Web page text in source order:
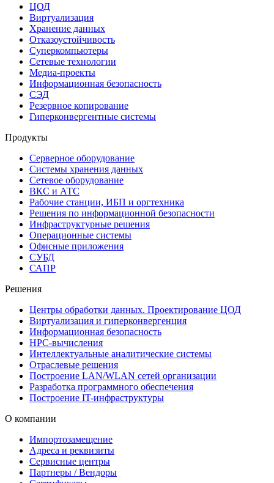
ЦОД
Виртуализация
Хранение данных
Отказоустойчивость
Суперкомпьютеры
Сетевые технологии
Медиа-проекты
Информационная безопасность
СЭД
Резервное копирование
Гиперконвергентные системы
Продукты
Серверное оборудование
Системы хранения данных
Сетевое оборудование
ВКС и АТС
Рабочие станции, ИБП и оргтехника
Решения по информационной безопасности
Инфраструктурные решения
Операционные системы
Офисные приложения
СУБД
САПР
Решения
Центры обработки данных. Проектирование ЦОД
Виртуализация и гиперконвергенция
Информационная безопасность
HPC-вычисления
Интеллектуальные аналитические системы
Отраслевые решения
Построение LAN/WLAN сетей организации
Разработка программного обеспечения
Построение IT-инфраструктуры
О компании
Импортозамещение
Адреса и реквизиты
Сервисные центры
Партнеры / Вендоры